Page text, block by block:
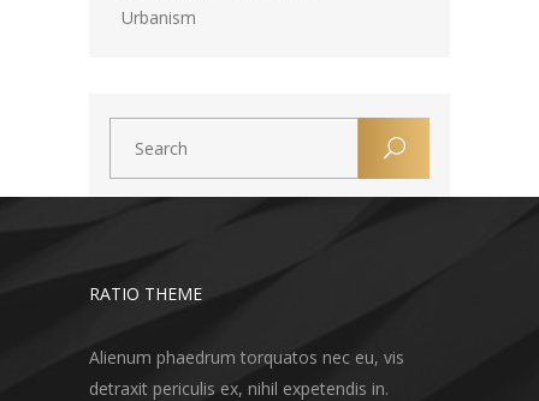
Urbanism
RATIO THEME
Alienum phaedrum torquatos nec eu, vis
detraxit periculis ex, nihil expetendis in.